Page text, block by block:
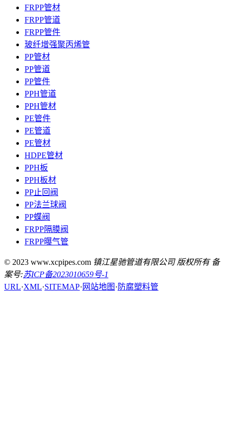
FRPP管材
FRPP管道
FRPP管件
玻纤增强聚丙烯管
PP管材
PP管道
PP管件
PPH管道
PPH管材
PE管件
PE管道
PE管材
HDPE管材
PPH板
PPH板材
PP止回阀
PP法兰球阀
PP蝶阀
FRPP隔膜阀
FRPP曝气管
© 2023 www.xcpipes.com 镇江星驰管道有限公司 版权所有 备
案号:苏ICP备2023010659号-1
URL·XML·SITEMAP· 网站地图 · 防腐塑料管